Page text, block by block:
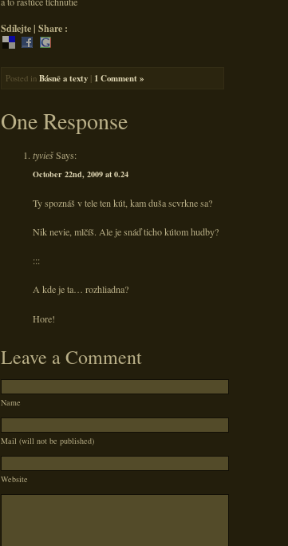
Sdílejte | Share :
Posted in Básně a texty | 1 Comment »
One Response
tyviešSays:
October 22nd, 2009 at 0.24
Ty spoznáš v tele ten kút, kam duša scvrkne sa?
Nik nevie, mlčíš. Ale je snáď ticho kútom hudby?
:::
A kde je ta… rozhliadna?
Hore!
Leave a Comment
Name
Mail (will not be published)
Website